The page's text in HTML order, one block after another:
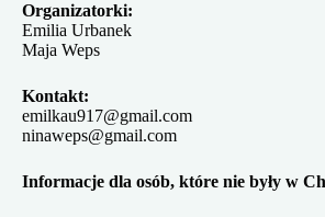
Organizatorki:
Emilia Urbanek
Maja Weps
Kontakt:
emilkau917@gmail.com
ninaweps@gmail.com
Informacje dla osób, które nie były w